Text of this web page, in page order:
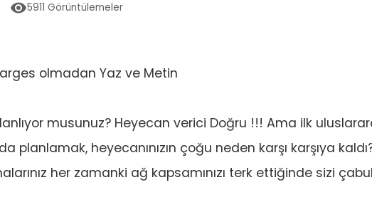
5911 Görüntülemeler
olmadan Yaz ve Metin
musunuz? Heyecan verici Doğru !!! Ama ilk
heyecanınızın çoğu neden karşı karşıya
her zamanki ağ kapsamınızı terk ettiğinde sizi